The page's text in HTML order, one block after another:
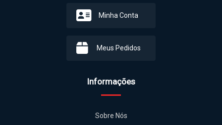
Minha Conta
Meus Pedidos
Informações
Sobre Nós